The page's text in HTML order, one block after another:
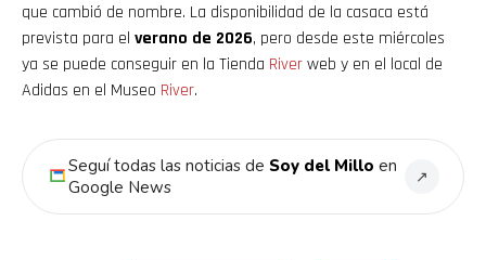
que cambió de nombre. La disponibilidad de la casaca está
prevista para el verano de 2026, pero desde este miércoles
ya se puede conseguir en la Tienda Riverweb y en el local de
Adidas en el Museo River.
Seguí todas las noticias de Soy del Millo en
Google News
↗